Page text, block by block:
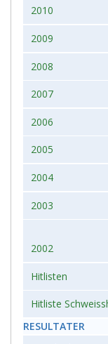
2010
2009
2008
2007
2006
2005
2004
2003
2002
Hitlisten
Hitliste
RESULTATER